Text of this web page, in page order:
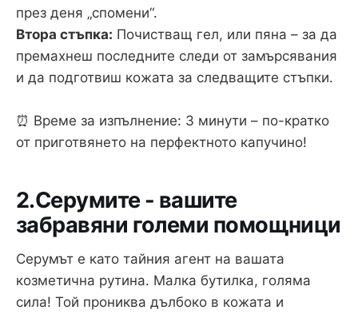
през деня „спомени“.
Втора стъпка: Почистващ гел, или пяна – за да
премахнеш последните следи от замърсявания
и да подготвиш кожата за следващите стъпки.
⏰ Време за изпълнение: 3 минути – по-кратко
от приготвянето на перфектното капучино!
2.Серумите - вашите
забравяни големи помощници
Серумът е като тайния агент на вашата
козметична рутина. Малка бутилка, голяма
сила! Той прониква дълбоко в кожата и